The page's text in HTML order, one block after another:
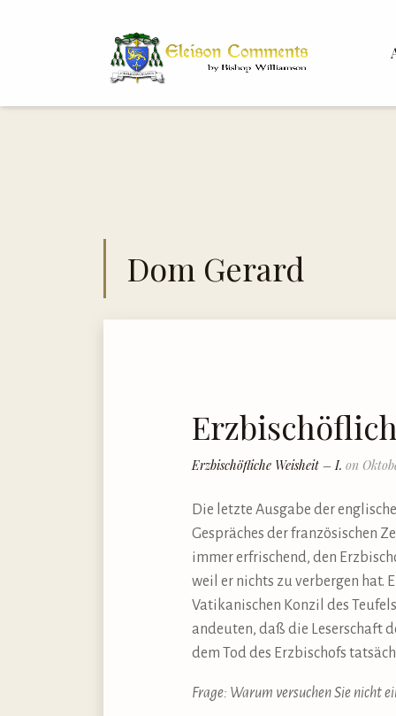
Dom Gerard
Erzbischöfliche Weisheit – I. on
Die letzte Ausgabe der
Gespräches der französischen
immer erfrischend, den
weil er nichts zu verbergen hat.
Vatikanischen Konzil des
andeuten, daß die Leserschaft
dem Tod des Erzbischofs
Frage: Warum versuchen Sie nicht